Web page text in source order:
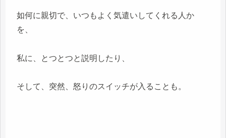
如何に親切で、いつもよく気遣いしてくれる人か
を、
私に、とつとつと説明したり、
そして、突然、怒りのスイッチが入ることも。